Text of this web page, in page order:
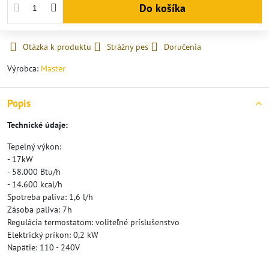
Do košíka
Otázka k produktu Strážny pes
Doručenia
Výrobca: Master
Popis
Technické údaje:
Tepelný výkon:
- 17kW
- 58.000 Btu/h
- 14.600 kcal/h
Spotreba paliva: 1,6 l/h
Zásoba paliva: 7h
Regulácia termostatom: voliteľné príslušenstvo
Elektrický príkon: 0,2 kW
Napätie: 110 - 240V